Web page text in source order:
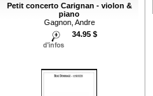
Petit concerto Carignan - violon &
piano
Gagnon, Andre
34.95 $